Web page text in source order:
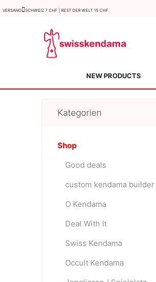
Versand Schweiz 7 CHF | Rest der Welt 15 CHF
NEW PRODUCTS
Kategorien
Shop
Good deals
custom kendama builder
O Kendama
Deal With It
Swiss Kendama
Occult Kendama